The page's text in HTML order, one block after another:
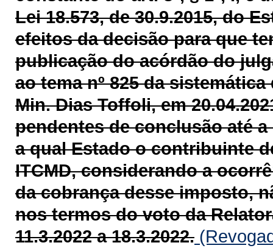
Lei 18.573, de 30.9.2015, do
efeitos da decisão para que
publicação do acórdão do
ao tema nº 825 da
Min. Dias Toffoli, em
pendentes de conclusão até
a qual Estado o contribuinte
ITCMD, considerando a
da cobrança desse imposto,
nos termos do voto da
11.3.2022 a 18.3.2022.